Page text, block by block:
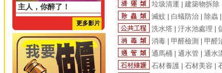
主人，你醉了！
更多影片
垃圾清運 |建築物拆除
滅蚊
白蟻防治 除蟲
洗水塔 |汙水池處理 |
消毒
甲醛檢測
甲醛
通馬桶 |通水管 |通水
石材養護 |石材美容 |